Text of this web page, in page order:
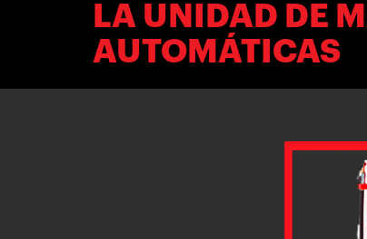
LA UNIDAD DE
AUTOMÁTICAS